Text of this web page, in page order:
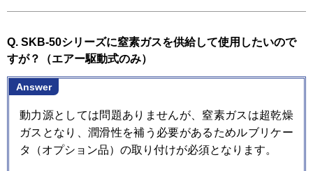
Q. SKB-50シリーズに窒素ガスを供給して使用したいので
すが？（エアー駆動式のみ）
Answer
動力源としては問題ありませんが、窒素ガスは超乾燥
ガスとなり、潤滑性を補う必要があるためルブリケー
タ（オプション品）の取り付けが必須となります。